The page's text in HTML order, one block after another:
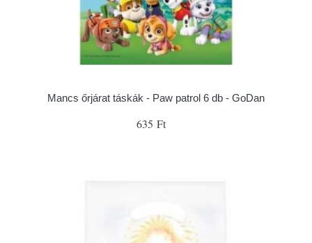
Mancs őrjárat táskák - Paw patrol 6 db - GoDan
635 Ft